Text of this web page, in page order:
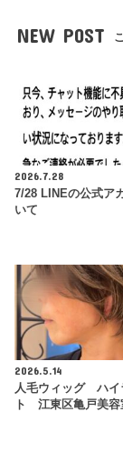
NEW POST
2026.7.28
7/28 LINEの公式ア
いて
2026.5.14
人毛ウィッグ ハイ
ト 江東区亀戸美容